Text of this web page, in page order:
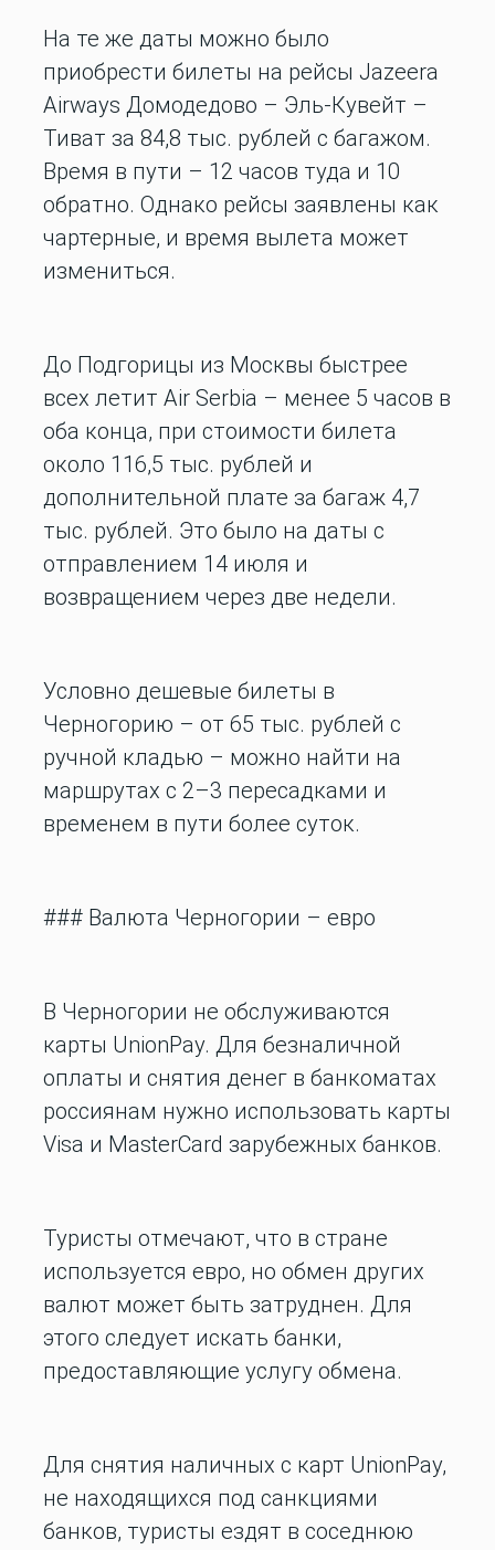
На те же даты можно было
приобрести билеты на рейсы Jazeera
Airways Домодедово – Эль-Кувейт –
Тиват за 84,8 тыс. рублей с багажом.
Время в пути – 12 часов туда и 10
обратно. Однако рейсы заявлены как
чартерные, и время вылета может
измениться.
До Подгорицы из Москвы быстрее
всех летит Air Serbia – менее 5 часов в
оба конца, при стоимости билета
около 116,5 тыс. рублей и
дополнительной плате за багаж 4,7
тыс. рублей. Это было на даты с
отправлением 14 июля и
возвращением через две недели.
Условно дешевые билеты в
Черногорию – от 65 тыс. рублей с
ручной кладью – можно найти на
маршрутах с 2–3 пересадками и
временем в пути более суток.
### Валюта Черногории – евро
В Черногории не обслуживаются
карты UnionPay. Для безналичной
оплаты и снятия денег в банкоматах
россиянам нужно использовать карты
Visa и MasterCard зарубежных банков.
Туристы отмечают, что в стране
используется евро, но обмен других
валют может быть затруднен. Для
этого следует искать банки,
предоставляющие услугу обмена.
Для снятия наличных с карт UnionPay,
не находящихся под санкциями
банков, туристы ездят в соседнюю